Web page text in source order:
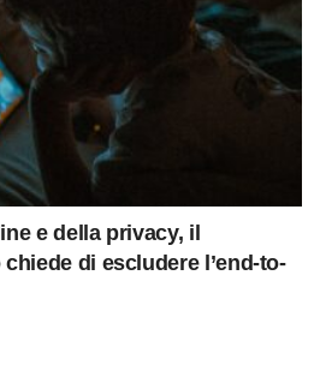
e della privacy, il
di escludere l’end-to-